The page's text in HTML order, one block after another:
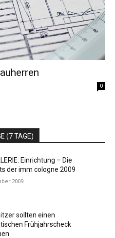
0
(7 TAGE)
Einrichtung – Die
der imm cologne 2009
2009
sollten einen
Frühjahrscheck